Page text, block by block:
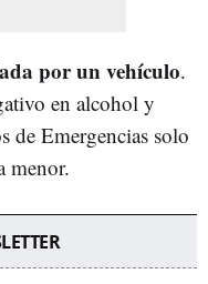
por un vehículo.
en alcohol y
de Emergencias solo
menor.